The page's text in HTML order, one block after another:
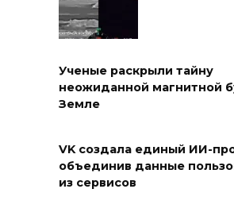
Ученые раскрыли тайну
неожиданной магнитной
Земле
VK создала единый ИИ-
объединив данные
из сервисов